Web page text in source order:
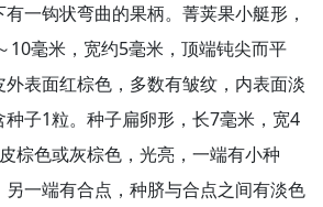
一钩状弯曲的果柄。菁荚果小艇形，
10毫米，宽约5毫米，顶端钝尖而平
表面红棕色，多数有皱纹，内表面淡
子1粒。种子扁卵形，长7毫米，宽4
棕色或灰棕色，光亮，一端有小种
一端有合点，种脐与合点之间有淡色